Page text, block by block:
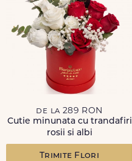
de la 289 RON
Cutie minunata cu trandafiri
rosii si albi
Trimite Flori